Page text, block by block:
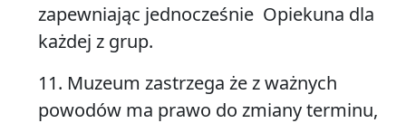
zapewniając jednocześnie Opiekuna dla
każdej z grup.
11. Muzeum zastrzega że z ważnych
powodów ma prawo do zmiany terminu,